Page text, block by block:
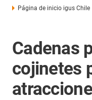
Página de inicio igus Chile
Cadenas
cojinetes